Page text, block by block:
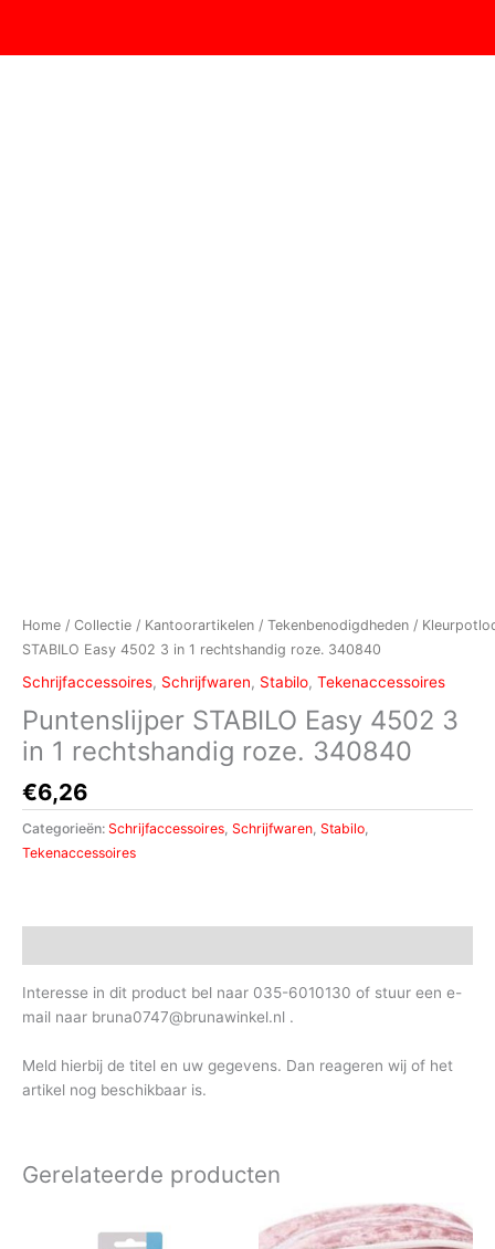
de
Home / Collectie / Kantoorartikelen / Tekenbenodigdheden /
STABILO Easy 4502 3 in 1 rechtshandig roze. 340840
Schrijfaccessoires, Schrijfwaren, Stabilo, Tekenaccessoires
Puntenslijper STABILO Easy 4502 3
in 1 rechtshandig roze. 340840
€6,26
Categorieën: Schrijfaccessoires, Schrijfwaren, Stabilo,
Tekenaccessoires
Interesse in dit product bel naar 035-6010130 of stuur een e-
mail naar bruna0747@brunawinkel.nl .
Meld hierbij de titel en uw gegevens. Dan reageren wij of het
artikel nog beschikbaar is.
Gerelateerde producten